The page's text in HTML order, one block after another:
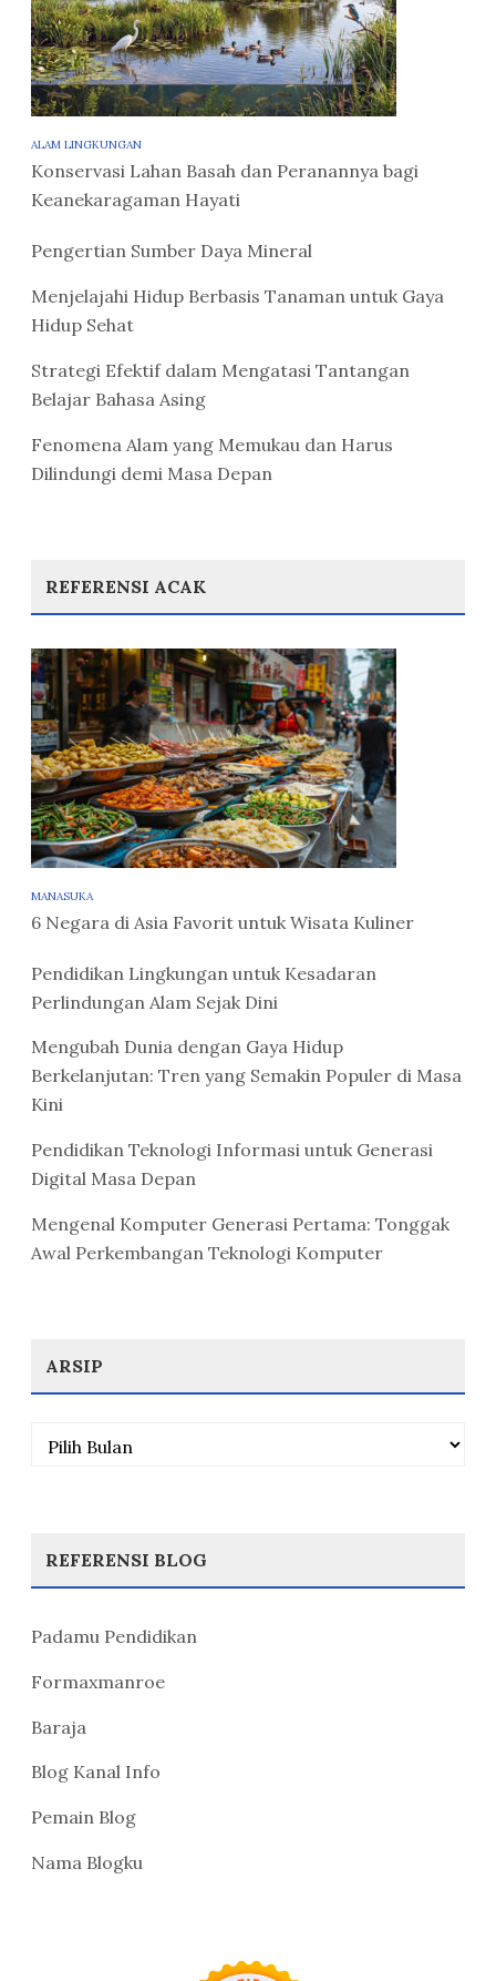
ALAM LINGKUNGAN
Konservasi Lahan Basah dan Peranannya bagi
Keanekaragaman Hayati
Pengertian Sumber Daya Mineral
Menjelajahi Hidup Berbasis Tanaman untuk Gaya
Hidup Sehat
Strategi Efektif dalam Mengatasi Tantangan
Belajar Bahasa Asing
Fenomena Alam yang Memukau dan Harus
Dilindungi demi Masa Depan
REFERENSI ACAK
MANASUKA
6 Negara di Asia Favorit untuk Wisata Kuliner
Pendidikan Lingkungan untuk Kesadaran
Perlindungan Alam Sejak Dini
Mengubah Dunia dengan Gaya Hidup
Berkelanjutan: Tren yang Semakin Populer di Masa
Kini
Pendidikan Teknologi Informasi untuk Generasi
Digital Masa Depan
Mengenal Komputer Generasi Pertama: Tonggak
Awal Perkembangan Teknologi Komputer
ARSIP
Arsip
REFERENSI BLOG
Padamu Pendidikan
Formaxmanroe
Baraja
Blog Kanal Info
Pemain Blog
Nama Blogku